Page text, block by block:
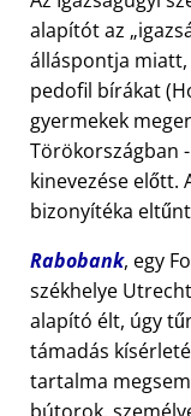
alapítót az
álláspontja
pedofil bírákat
gyermekek
Törökországban -
kinevezése előtt.
bizonyítéka
Rabobank, egy
székhelye
alapító élt, úgy
támadás
tartalma